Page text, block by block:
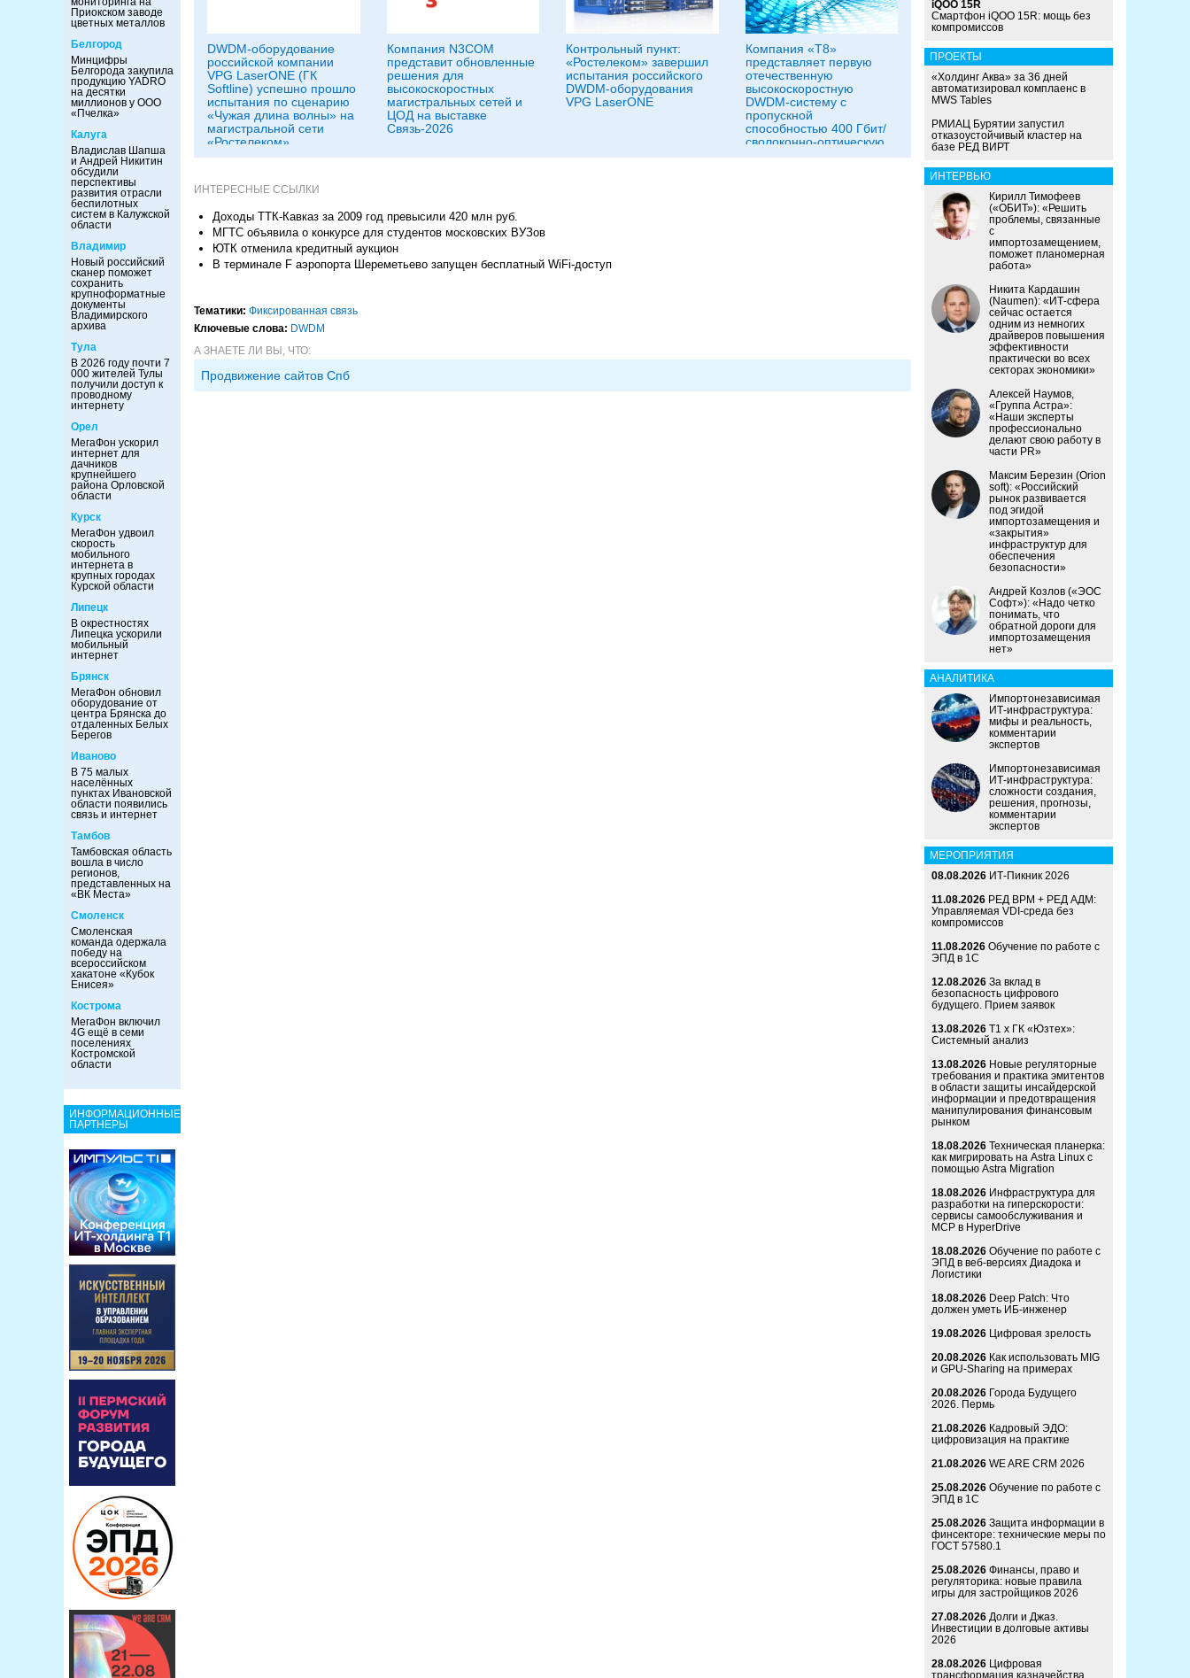
Приокском заводе
цветных металлов
Белгород
Минцифры
Белгорода закупила
продукцию YADRO
на десятки
миллионов у ООО
«Пчелка»
Калуга
Владислав Шапша
и Андрей Никитин
обсудили
перспективы
развития отрасли
беспилотных
систем в Калужской
области
Владимир
Новый российский
сканер поможет
сохранить
крупноформатные
документы
Владимирского
архива
Тула
В 2026 году почти 7
000 жителей Тулы
получили доступ к
проводному
интернету
Орел
МегаФон ускорил
интернет для
дачников
крупнейшего
района Орловской
области
Курск
МегаФон удвоил
скорость
мобильного
интернета в
крупных городах
Курской области
Липецк
В окрестностях
Липецка ускорили
мобильный
интернет
Брянск
МегаФон обновил
оборудование от
центра Брянска до
отдаленных Белых
Берегов
Иваново
В 75 малых
населённых
пунктах Ивановской
области появились
связь и интернет
Тамбов
Тамбовская область
вошла в число
регионов,
представленных на
«ВК Места»
Смоленск
Смоленская
команда одержала
победу на
всероссийском
хакатоне «Кубок
Енисея»
Кострома
МегаФон включил
4G ещё в семи
поселениях
Костромской
области
ИНФОРМАЦИОННЫЕ
ПАРТНЕРЫ
DWDM-оборудование
российской компании
VPG LaserONE (ГК
Softline) успешно прошло
испытания по сценарию
«Чужая длина волны» на
магистральной сети
«Ростелеком»
Компания N3COM
представит обновленные
решения для
высокоскоростных
магистральных сетей и
ЦОД на выставке
Связь-2026
Контрольный пункт:
«Ростелеком» завершил
испытания российского
DWDM-оборудования
VPG LaserONE
Компания «Т8»
представляет первую
отечественную
высокоскоростную
DWDM-систему с
пропускной
способностью 400 Гбит/
сволоконно-оптическую
систему на 400 Гбит/с
ИНТЕРЕСНЫЕ ССЫЛКИ
Доходы ТТК-Кавказ за 2009 год превысили 420 млн руб.
МГТС объявила о конкурсе для студентов московских ВУЗов
ЮТК отменила кредитный аукцион
В терминале F аэропорта Шереметьево запущен бесплатный WiFi-доступ
Тематики: Фиксированная связь
Ключевые слова: DWDM
А ЗНАЕТЕ ЛИ ВЫ, ЧТО:
Продвижение сайтов Спб
iQOO 15R
Смартфон iQOO 15R: мощь без
компромиссов
ПРОЕКТЫ
«Холдинг Аква» за 36 дней
автоматизировал комплаенс в
MWS Tables
РМИАЦ Бурятии запустил
отказоустойчивый кластер на
базе РЕД ВИРТ
ИНТЕРВЬЮ
Кирилл Тимофеев
(«ОБИТ»): «Решить
проблемы, связанные
с
импортозамещением,
поможет планомерная
работа»
Никита Кардашин
(Naumen): «ИТ-сфера
сейчас остается
одним из немногих
драйверов повышения
эффективности
практически во всех
секторах экономики»
Алексей Наумов,
«Группа Астра»:
«Наши эксперты
профессионально
делают свою работу в
части PR»
Максим Березин (Orion
soft): «Российский
рынок развивается
под эгидой
импортозамещения и
«закрытия»
инфраструктур для
обеспечения
безопасности»
Андрей Козлов («ЭОС
Софт»): «Надо четко
понимать, что
обратной дороги для
импортозамещения
нет»
АНАЛИТИКА
Импортонезависимая
ИТ-инфраструктура:
мифы и реальность,
комментарии
экспертов
Импортонезависимая
ИТ-инфраструктура:
сложности создания,
решения, прогнозы,
комментарии
экспертов
МЕРОПРИЯТИЯ
08.08.2026 ИТ-Пикник 2026
11.08.2026 РЕД ВРМ + РЕД АДМ:
Управляемая VDI-среда без
компромиссов
11.08.2026 Обучение по работе с
ЭПД в 1С
12.08.2026 За вклад в
безопасность цифрового
будущего. Прием заявок
13.08.2026 Т1 x ГК «Юзтех»:
Системный анализ
13.08.2026 Новые регуляторные
требования и практика эмитентов
в области защиты инсайдерской
информации и предотвращения
манипулирования финансовым
рынком
18.08.2026 Техническая планерка:
как мигрировать на Astra Linux с
помощью Astra Migration
18.08.2026 Инфраструктура для
разработки на гиперскорости:
сервисы самообслуживания и
MCP в HyperDrive
18.08.2026 Обучение по работе с
ЭПД в веб-версиях Диадока и
Логистики
18.08.2026 Deep Patch: Что
должен уметь ИБ-инженер
19.08.2026 Цифровая зрелость
20.08.2026 Как использовать MIG
и GPU-Sharing на примерах
20.08.2026 Города Будущего
2026. Пермь
21.08.2026 Кадровый ЭДО:
цифровизация на практике
21.08.2026 WE ARE CRM 2026
25.08.2026 Обучение по работе с
ЭПД в 1С
25.08.2026 Защита информации в
финсекторе: технические меры по
ГОСТ 57580.1
25.08.2026 Финансы, право и
регуляторика: новые правила
игры для застройщиков 2026
27.08.2026 Долги и Джаз.
Инвестиции в долговые активы
2026
28.08.2026 Цифровая